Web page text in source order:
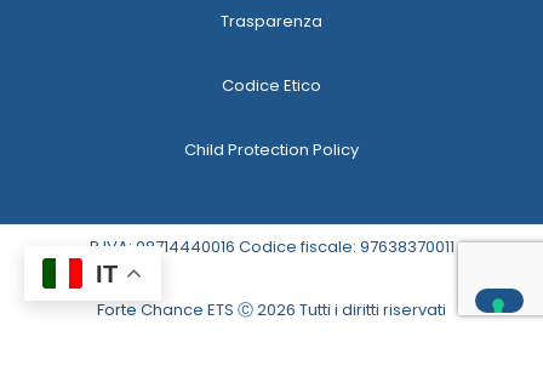
Trasparenza
Codice Etico
Child Protection Policy
P.IVA: 08714440016 Codice fiscale: 97638370011
Forte Chance ETS Ⓒ 2026 Tutti i diritti riservati
IT